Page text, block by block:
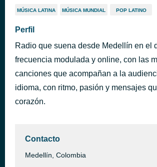
Los Prisioneros - Para amar Letra HD
Tu Recuerdo (feat. La Mari De Chambao & Tommy Torres) - MTV Unplugged Version
Ricky Martin, Lamari, Tommy Torres
El extraño de pelo largo
Los Enanitos Verdes
MÚSICA LATINA MÚSICA MUNDIAL POP LATINO
Perfil
Radio que suena desde Medellín en el
frecuencia modulada y online, con las
canciones que acompañan a la
idioma, con ritmo, pasión y mensajes
corazón.
Contacto
Medellín, Colombia